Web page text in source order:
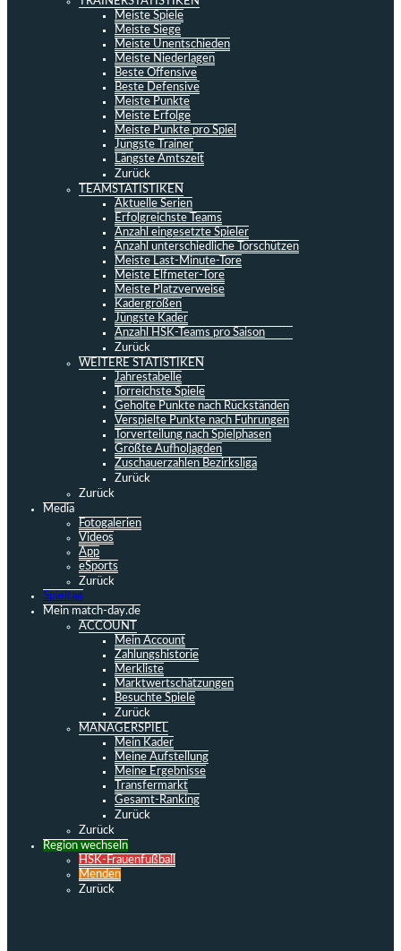
Meiste Spiele
Meiste Siege
Meiste Unentschieden
Meiste Niederlagen
Beste Offensive
Beste Defensive
Meiste Punkte
Meiste Erfolge
Meiste Punkte pro Spiel
Jüngste Trainer
Längste Amtszeit
Zurück
TEAMSTATISTIKEN
Aktuelle Serien
Erfolgreichste Teams
Anzahl eingesetzte Spieler
Anzahl unterschiedliche Torschützen
Meiste Last-Minute-Tore
Meiste Elfmeter-Tore
Meiste Platzverweise
Kadergrößen
Jüngste Kader
Anzahl HSK-Teams pro Saison
Zurück
WEITERE STATISTIKEN
Jahrestabelle
Torreichste Spiele
Geholte Punkte nach Rückständen
Verspielte Punkte nach Führungen
Torverteilung nach Spielphasen
Größte Aufholjagden
Zuschauerzahlen Bezirksliga
Zurück
Zurück
Media
Fotogalerien
Videos
App
eSports
Zurück
Spieltag
Mein match-day.de
ACCOUNT
Mein Account
Zahlungshistorie
Merkliste
Marktwertschätzungen
Besuchte Spiele
Zurück
MANAGERSPIEL
Mein Kader
Meine Aufstellung
Meine Ergebnisse
Transfermarkt
Gesamt-Ranking
Zurück
Zurück
Region wechseln
HSK-Frauenfußball
Menden
Zurück